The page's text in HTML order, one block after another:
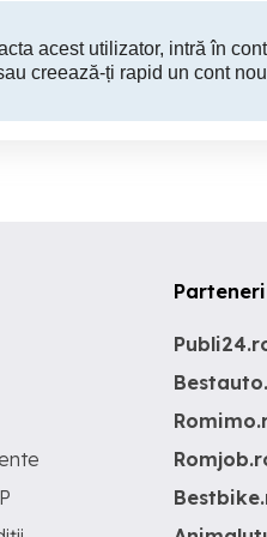
acest utilizator, intră în
creează-ți rapid un cont
Parteneri